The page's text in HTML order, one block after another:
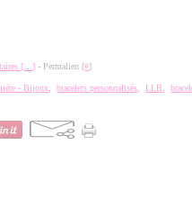
[ …] - Permalien [#]
- Bijoux ,bracelets personnalisés ,LLB ,